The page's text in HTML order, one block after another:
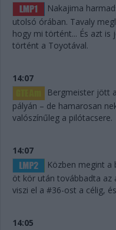
Nakajima
utolsó órában. Tavaly
hogy mi történt... És azt
történt a Toyotával.
14:07
Bergmeister jött
pályán – de hamarosan
valószínűleg a pilótacsere.
14:07
Közben megint a
öt kör után továbbadta az
viszi el a #36-ost a célig,
14:05